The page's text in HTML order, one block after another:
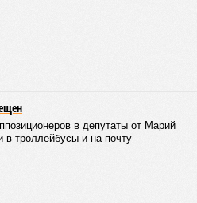
в депутаты от Марий
в троллейбусы и на почту